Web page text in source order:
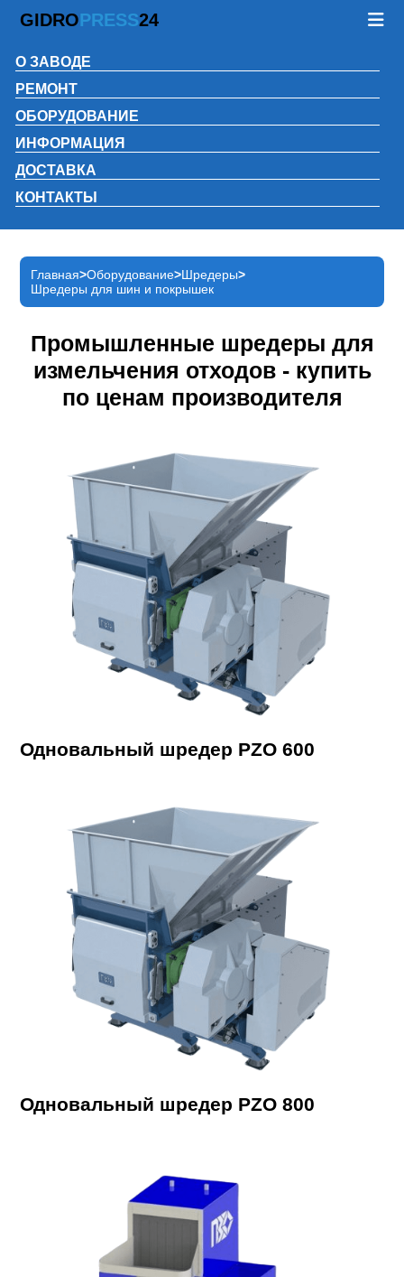
GIDROPRESS24
О ЗАВОДЕ
РЕМОНТ
ОБОРУДОВАНИЕ
ИНФОРМАЦИЯ
ДОСТАВКА
КОНТАКТЫ
Главная Оборудование Шредеры
Шредеры для шин и покрышек
Промышленные шредеры для
измельчения отходов - купить
по ценам производителя
Одновальный шредер PZO 600
Одновальный шредер PZO 800